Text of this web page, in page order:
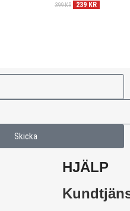
399KR 239 KR
Skicka
HJÄLP